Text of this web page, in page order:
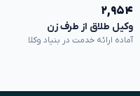
۲,۹۵۴
وکیل طلاق از طرف زن
آماده ارائه خدمت در بنیاد وکلا